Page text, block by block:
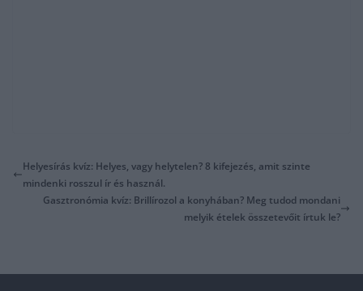
Helyesírás kvíz: Helyes, vagy helytelen? 8 kifejezés, amit szinte
mindenki rosszul ír és használ.
Gasztronómia kvíz: Brillírozol a konyhában? Meg tudod mondani
melyik ételek összetevőit írtuk le?